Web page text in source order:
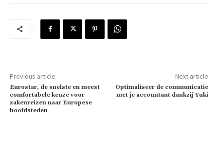
Previous article
Eurostar, de snelste en meest
comfortabele keuze voor
zakenreizen naar Europese
hoofdsteden
Next article
Optimaliseer de communicatie
met je accountant dankzij Yuki